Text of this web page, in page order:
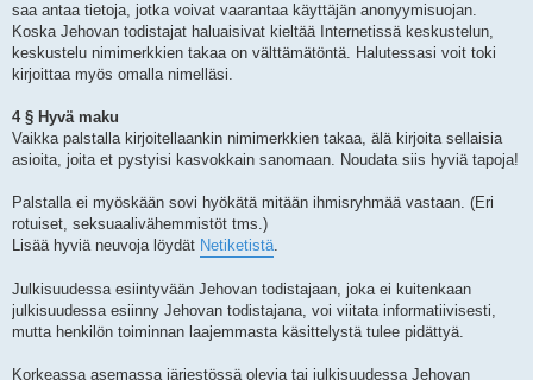
saa antaa tietoja, jotka voivat vaarantaa käyttäjän anonyymisuojan.
Koska Jehovan todistajat haluaisivat kieltää Internetissä keskustelun,
keskustelu nimimerkkien takaa on välttämätöntä. Halutessasi voit toki
kirjoittaa myös omalla nimelläsi.
4 § Hyvä maku
Vaikka palstalla kirjoitellaankin nimimerkkien takaa, älä kirjoita sellaisia
asioita, joita et pystyisi kasvokkain sanomaan. Noudata siis hyviä tapoja!
Palstalla ei myöskään sovi hyökätä mitään ihmisryhmää vastaan. (Eri
rotuiset, seksuaalivähemmistöt tms.)
Lisää hyviä neuvoja löydät Netiketistä
Julkisuudessa esiintyvään Jehovan todistajaan, joka ei kuitenkaan
julkisuudessa esiinny Jehovan todistajana, voi viitata informatiivisesti,
mutta henkilön toiminnan laajemmasta käsittelystä tulee pidättyä.
Korkeassa asemassa järjestössä olevia tai julkisuudessa Jehovan